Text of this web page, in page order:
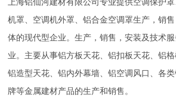
上海铝仙河建材有限公司专业提供空调保护
机罩、空调机外罩、铝合金空调罩生产，销
体的现代型企业。生产，销售，安装及技术
业。主要从事铝方板天花、铝扣板天花、铝格
铝造型天花、铝内外幕墙、铝空调风口、各
牌等金属建材产品的生产和销售。